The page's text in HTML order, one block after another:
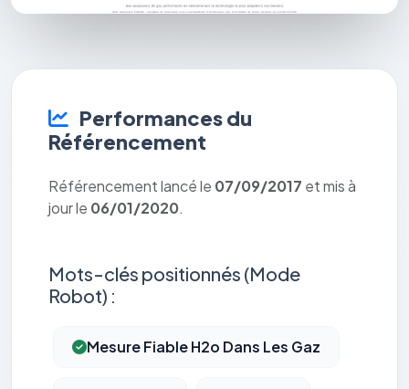
Performances du
Référencement
Référencement lancé le 07/09/2017 et mis à
jour le 06/01/2020.
Mots-clés positionnés (Mode
Robot) :
Mesure Fiable H2o Dans Les Gaz